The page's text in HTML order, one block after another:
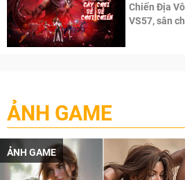
Chiến Địa
VS57, sân
ẢNH GAME
ẢNH GAME